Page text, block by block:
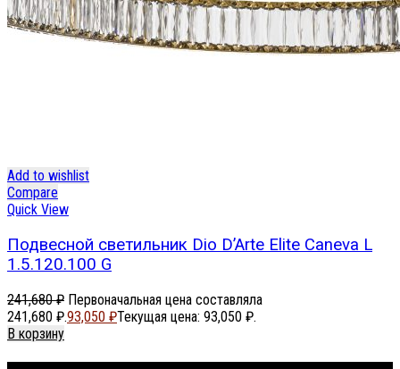
Add to wishlist
Compare
Quick View
Подвесной светильник Dio D’Arte Elite Caneva L
1.5.120.100 G
241,680₽ Первоначальная цена составляла
241,680 ₽.93,050 ₽Текущая цена: 93,050 ₽.
В корзину